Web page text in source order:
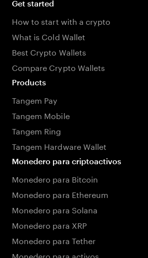
Get started
How to start with a crypto
What is Cold Wallet
Best Crypto Wallets
Compare Crypto Wallets
Products
Tangem Pay
Tangem Mobile
Tangem Ring
Tangem Hardware Wallet
Monedero para criptoactivos
Monedero para Bitcoin
Monedero para Ethereum
Monedero para Solana
Monedero para XRP
Monedero para Tether
Monedero para activos